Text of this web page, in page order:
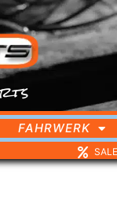
FAHRWERK
SALE